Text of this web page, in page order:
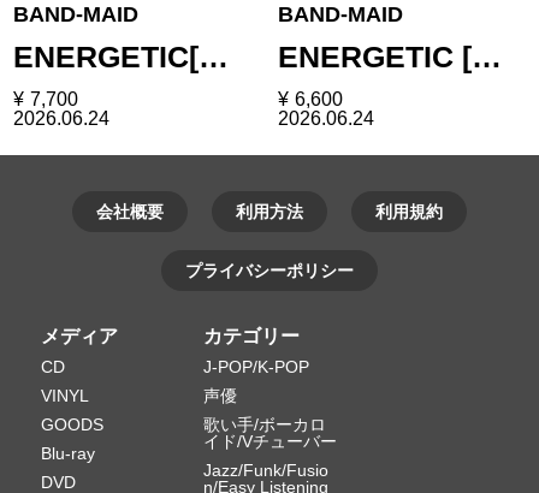
BAND-MAID
ENERGETIC[…
¥ 7,700
2026.06.24
BAND-MAID
ENERGETIC […
¥ 6,600
2026.06.24
会社概要 利用方法 利用規約
プライバシーポリシー
メディア
CD
VINYL
GOODS
Blu-ray
DVD
カテゴリー
J-POP/K-POP
声優
歌い手/ボーカロ
イド/Vチューバー
Jazz/Funk/Fusio
n/Easy Listening